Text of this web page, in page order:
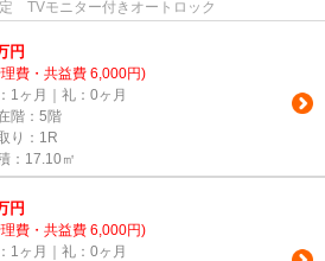
TVモニター付きオートロック
円
費・共益費 6,000円)
1ヶ月｜礼：0ヶ月
階：5階
り：1R
：17.10㎡
円
費・共益費 6,000円)
1ヶ月｜礼：0ヶ月